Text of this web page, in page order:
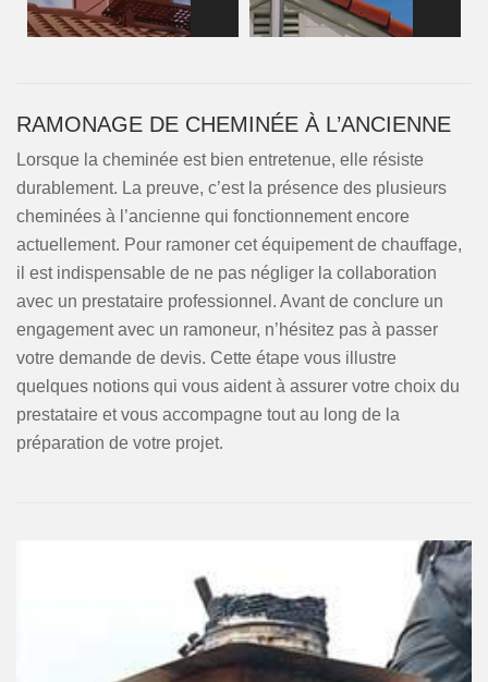
RAMONAGE DE CHEMINÉE À L’ANCIENNE
Lorsque la cheminée est bien entretenue, elle résiste
durablement. La preuve, c’est la présence des plusieurs
cheminées à l’ancienne qui fonctionnement encore
actuellement. Pour ramoner cet équipement de chauffage,
il est indispensable de ne pas négliger la collaboration
avec un prestataire professionnel. Avant de conclure un
engagement avec un ramoneur, n’hésitez pas à passer
votre demande de devis. Cette étape vous illustre
quelques notions qui vous aident à assurer votre choix du
prestataire et vous accompagne tout au long de la
préparation de votre projet.